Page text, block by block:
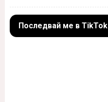
Последвай ме в TikTok